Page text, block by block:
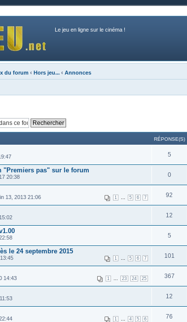
Le jeu en ligne sur le cinéma !
du forum ‹ Hors jeu... ‹ Annonces
RÉPONSE(S)
5
"Premiers pas" sur le forum
20:38 0
1 5 6 7
13, 2013 21:06 92
12
5
le 24 septembre 2015
1 5 6 7 101
1 23 24 25
14:43 367
12
1 4 5 6 76